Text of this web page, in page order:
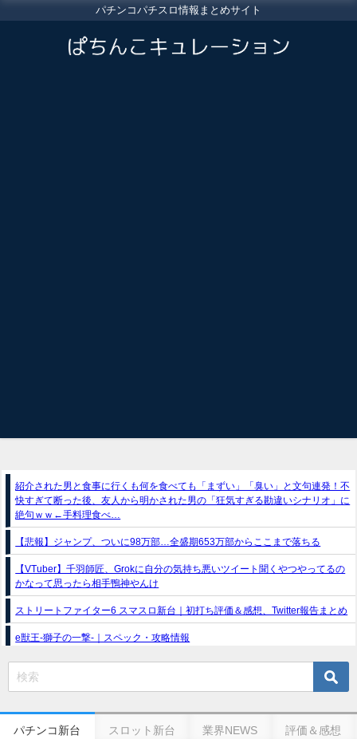
パチンコパチスロ情報まとめサイト
紹介された男と食事に行くも何を食べても「まずい」「臭い」と文句連発！不
快すぎて断った後、友人から明かされた男の「狂気すぎる勘違いシナリオ」に
絶句ｗｗ←手料理食べ…
【悲報】ジャンプ、ついに98万部…全盛期653万部からここまで落ちる
【VTuber】千羽師匠、Grokに自分の気持ち悪いツイート聞くやつやってるの
かなって思ったら相手鴨神やんけ
ストリートファイター6 スマスロ新台｜初打ち評価＆感想、Twitter報告まとめ
e獣王-獅子の一撃-｜スペック・攻略情報
スマスロトリプルクラウンX-300 ボーナストリガー搭載｜スペック・解析情報
新台パチンコ『e魔女と野獣』公式PV動画｜LT直行型399帯、運命分岐から上
eSAOアリシゼーション夜空『ファン試打会』感想＆画像報告まとめ｜金木犀
パチンコ新台 スロット新台 業界NEWS 評価＆感想